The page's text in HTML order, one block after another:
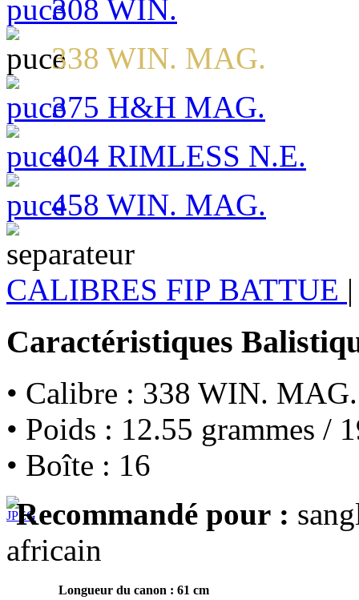
308 WIN.
338 WIN. MAG.
375 H&H MAG.
404 RIMLESS N.E.
458 WIN. MAG.
CALIBRES FIP BATTUE |
Caractéristiques
• Calibre : 338 WIN. MAG.
• Poids : 12.55 grammes /
• Boîte : 16
Recommandé pour :
africain
Longueur du canon : 61 cm